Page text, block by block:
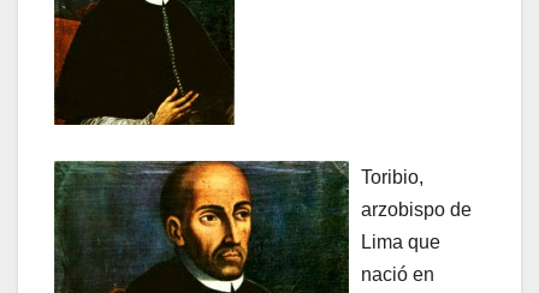
Toribio,
arzobispo de
Lima que
nació en